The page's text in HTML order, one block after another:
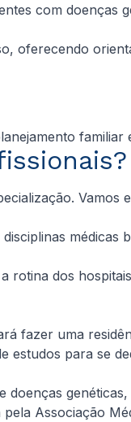
com doenças
oferecendo
familiar
Vamos
médicas
rotina dos
fazer uma
estudos para se
doenças
Associação